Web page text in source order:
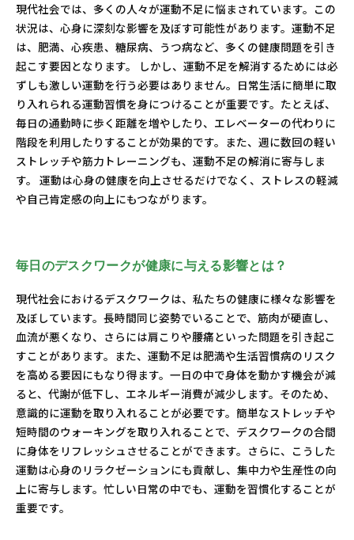
現代社会では、多くの人々が運動不足に悩まされています。この
状況は、心身に深刻な影響を及ぼす可能性があります。運動不足
は、肥満、心疾患、糖尿病、うつ病など、多くの健康問題を引き
起こす要因となります。 しかし、運動不足を解消するためには必
ずしも激しい運動を行う必要はありません。日常生活に簡単に取
り入れられる運動習慣を身につけることが重要です。たとえば、
毎日の通勤時に歩く距離を増やしたり、エレベーターの代わりに
階段を利用したりすることが効果的です。また、週に数回の軽い
ストレッチや筋力トレーニングも、運動不足の解消に寄与しま
す。 運動は心身の健康を向上させるだけでなく、ストレスの軽減
や自己肯定感の向上にもつながります。
毎日のデスクワークが健康に与える影響とは？
現代社会におけるデスクワークは、私たちの健康に様々な影響を
及ぼしています。長時間同じ姿勢でいることで、筋肉が硬直し、
血流が悪くなり、さらには肩こりや腰痛といった問題を引き起こ
すことがあります。また、運動不足は肥満や生活習慣病のリスク
を高める要因にもなり得ます。一日の中で身体を動かす機会が減
ると、代謝が低下し、エネルギー消費が減少します。そのため、
意識的に運動を取り入れることが必要です。簡単なストレッチや
短時間のウォーキングを取り入れることで、デスクワークの合間
に身体をリフレッシュさせることができます。さらに、こうした
運動は心身のリラクゼーションにも貢献し、集中力や生産性の向
上に寄与します。忙しい日常の中でも、運動を習慣化することが
重要です。